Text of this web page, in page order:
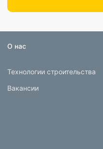
О нас
Технологии строительства
Вакансии